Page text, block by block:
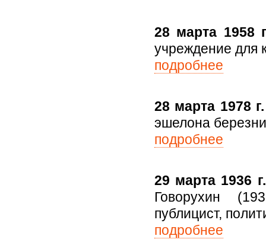
28 марта 1958
учреждение для
подробнее
28 марта 1978 г.
эшелона
подробнее
29 марта 1936 г.
Говорухин
публицист,
подробнее